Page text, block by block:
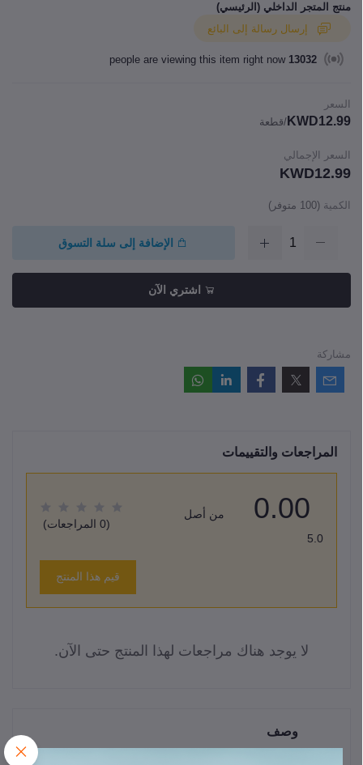
منتج المتجر الداخلي (الرئيسي)
13032
السعر
KWD12.99 /قطعة
السعر الإجمالي
KWD12.99
الكمية (
100 متوفر)
الإضافة إلى سلة التسوق
اشتري الآن
مشاركة
المراجعات والتقييمات
0.00
من أصل
5.0
(0 المراجعات)
قيم هذا المنتج
لا يوجد هناك مراجعات لهذا المنتج حتى الآن.
وصف